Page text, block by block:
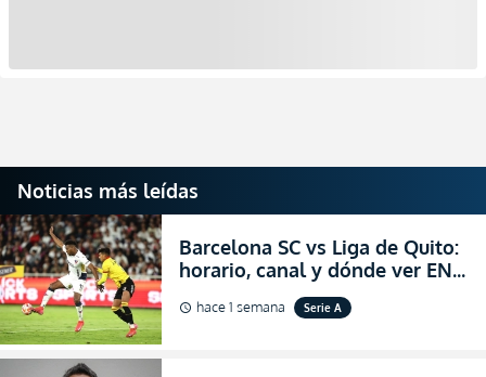
Noticias más leídas
Barcelona SC vs Liga de Quito:
horario, canal y dónde ver EN
VIVO la Fecha 22 de la LigaPro
2026
schedule hace 1 semana Serie A